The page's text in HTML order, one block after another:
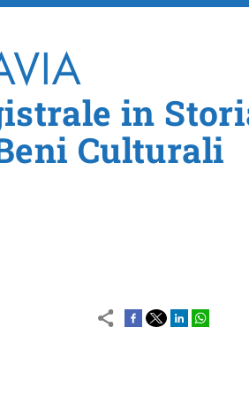
Salta al contenuto principale
in
Culturali